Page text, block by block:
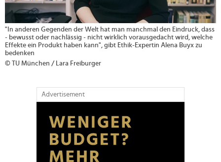
"In anderen Gegenden der Welt hat man manchmal den Eindruck, dass
- bewusst oder nachlässig - nicht wirklich vorausgedacht wird, welche
Effekte ein Produkt haben kann", gibt Ethik-Expertin Alena Buyx zu
bedenken
© TU München / Lara Freiburger
Advertisement